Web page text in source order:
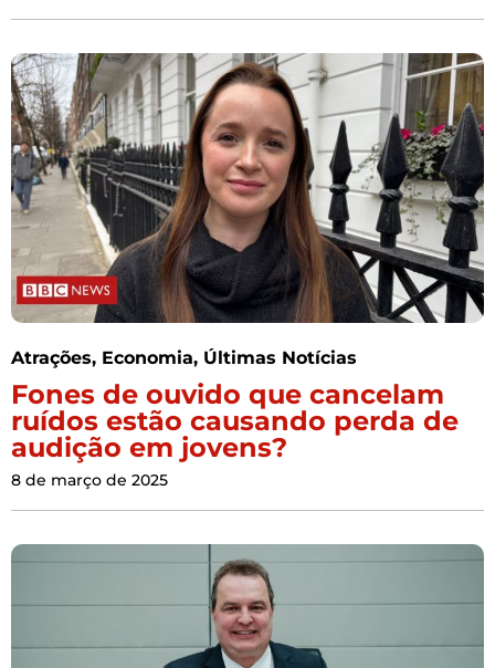
Atrações, Economia, Últimas Notícias
Fones de ouvido que cancelam
ruídos estão causando perda de
audição em jovens?
8 de março de 2025